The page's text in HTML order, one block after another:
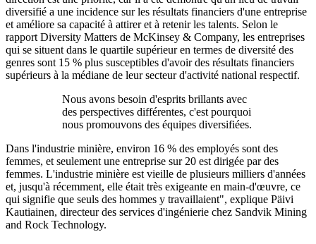
diversifié a une incidence sur les résultats financiers d'une entreprise
et améliore sa capacité à attirer et à retenir les talents. Selon le
rapport Diversity Matters de McKinsey & Company, les entreprises
qui se situent dans le quartile supérieur en termes de diversité des
genres sont 15 % plus susceptibles d'avoir des résultats financiers
supérieurs à la médiane de leur secteur d'activité national respectif.
Nous avons besoin d'esprits brillants avec
des perspectives différentes, c'est pourquoi
nous promouvons des équipes diversifiées.
Dans l'industrie minière, environ 16 % des employés sont des
femmes, et seulement une entreprise sur 20 est dirigée par des
femmes. L'industrie minière est vieille de plusieurs milliers d'années
et, jusqu'à récemment, elle était très exigeante en main-d'œuvre, ce
qui signifie que seuls des hommes y travaillaient", explique Päivi
Kautiainen, directeur des services d'ingénierie chez Sandvik Mining
and Rock Technology.